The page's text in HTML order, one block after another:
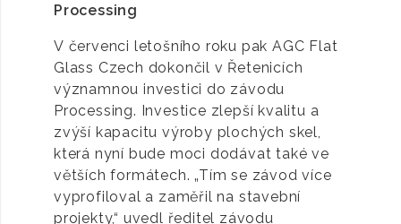
Processing
V červenci letošního roku pak AGC Flat
Glass Czech dokončil v Řetenicích
významnou investici do závodu
Processing. Investice zlepší kvalitu a
zvýší kapacitu výroby plochých skel,
která nyní bude moci dodávat také ve
větších formátech. „Tím se závod více
vyprofiloval a zaměřil na stavební
projekty,“ uvedl ředitel závodu